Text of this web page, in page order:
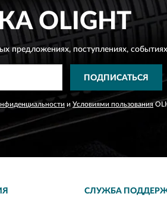
OLIGHT
предложениях,поступлениях,
ПОДПИСАТЬСЯ
и Условиями пользования
СЛУЖБА